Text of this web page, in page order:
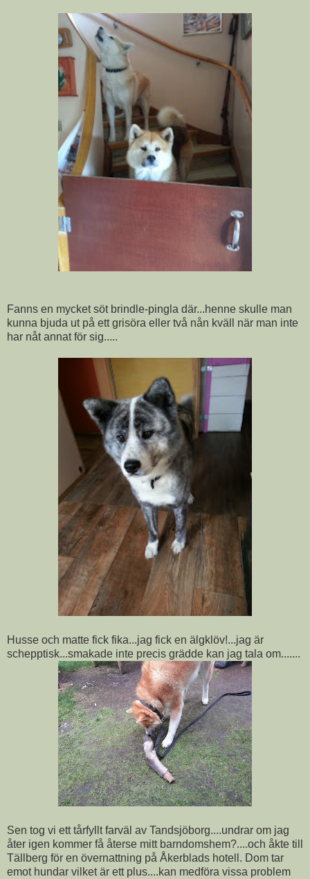
Fanns en mycket söt brindle-pingla där...henne skulle man
kunna bjuda ut på ett grisöra eller två nån kväll när man inte
har nåt annat för sig.....
Husse och matte fick fika...jag fick en älgklöv!...jag är
schepptisk...smakade inte precis grädde kan jag tala om.......
Sen tog vi ett tårfyllt farväl av Tandsjöborg....undrar om jag
åter igen kommer få återse mitt barndomshem?....och åkte till
Tällberg för en övernattning på Åkerblads hotell. Dom tar
emot hundar vilket är ett plus....kan medföra vissa problem